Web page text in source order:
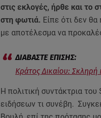
στις εκλογές, ήρθε και το
στη φωτιά. Είπε ότι δεν
με αποτέλεσμα να
Κράτος Δικαίου:
Η πολιτική συντάκτρια
ειδήσεων τι συνέβη.